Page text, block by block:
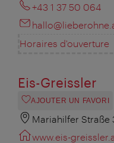
+43 1 37 50 064
Horaires d'ouverture
Eis-Greissler
AJOUTER UN FAVORI
Mariahilfer Straße
www.eis-